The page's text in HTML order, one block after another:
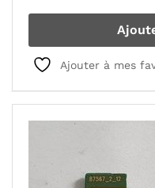
Ajouter à mes